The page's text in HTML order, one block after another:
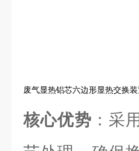
废气显热铝芯六边形显热交换
核心优势 ：采